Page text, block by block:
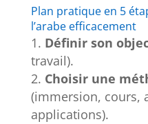
Plan pratique en 5
l’arabe efficacement
Définir son
travail).
Choisir une
(immersion, cours,
applications).